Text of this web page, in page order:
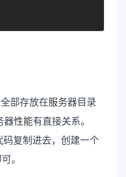
部存放在服务器目录
器性能有直接关系。
码复制进去，创建一个
。